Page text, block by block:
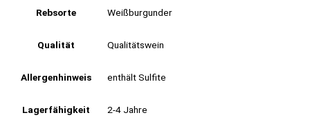
Rebsorte Weißburgunder
Qualität Qualitätswein
Allergenhinweis enthält Sulfite
Lagerfähigkeit 2-4 Jahre